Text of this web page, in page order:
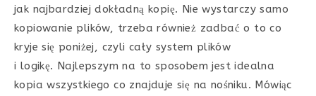
jak najbardziej dokładną kopię. Nie wystarczy samo
kopiowanie plików, trzeba również zadbać o to co
kryje się poniżej, czyli cały system plików
i logikę. Najlepszym na to sposobem jest idealna
kopia wszystkiego co znajduje się na nośniku. Mówiąc